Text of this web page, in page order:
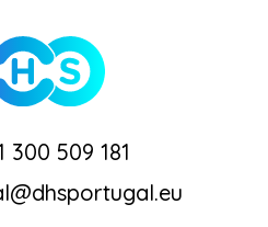
300 509 181